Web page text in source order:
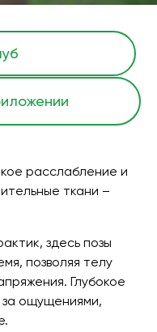
расслабление и
ткани –
здесь позы
позволяя телу
Глубокое
ощущениями,